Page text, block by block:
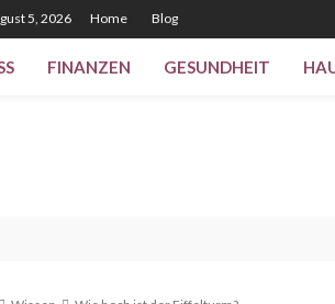
5, 2026 Home Blog
FINANZEN GESUNDHEIT